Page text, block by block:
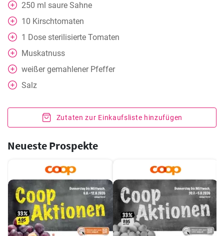
250 ml saure Sahne
10 Kirschtomaten
1 Dose sterilisierte Tomaten
Muskatnuss
weißer gemahlener Pfeffer
Salz
Zutaten zur Einkaufsliste hinzufügen
Neueste Prospekte